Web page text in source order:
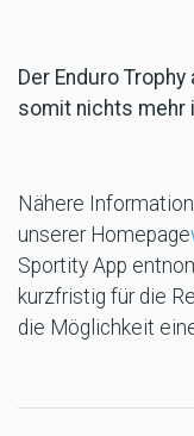
Der Enduro
somit nichts mehr
Nähere
unserer Homepage
Sportity App
kurzfristig für die
die Möglichkeit